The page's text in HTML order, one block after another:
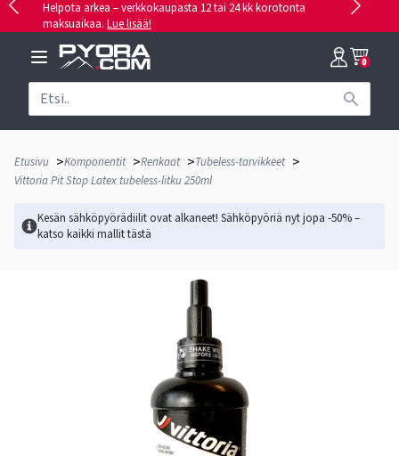
Helpota arkea – verkkokaupasta 12 tai 24 kk korotonta
maksuaikaa. Lue lisää!
0
Etusivu >Komponentit >Renkaat >Tubeless-tarvikkeet >
Vittoria Pit Stop Latex tubeless-litku 250ml
Kesän sähköpyörädiilit ovat alkaneet! Sähköpyöriä nyt jopa -50% –
katso kaikki mallittästä